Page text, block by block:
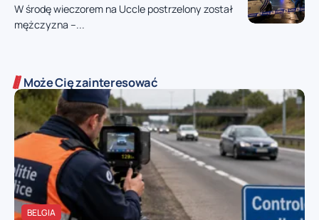
W środę wieczorem na Uccle postrzelony został
mężczyzna –...
Może Cię zainteresować
BELGIA